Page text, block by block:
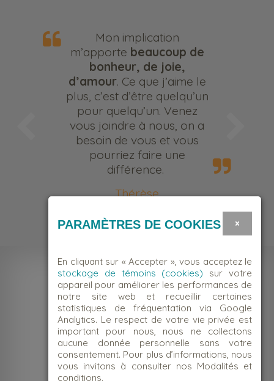
Mon implication
m’apporte beaucoup de
bonheur, de joie,
d’amour. Ce que j’aime le
plus, c’est d’être quelqu’un
pour quelqu’un. Venez
vous joindre à nous, on a
besoin de vous et vous
pourriez faire une
différence.
Thérèse
×
PARAMÈTRES DE COOKIES
En cliquant sur « Accepter », vous acceptez le
stockage de témoins (cookies) sur votre
appareil pour améliorer les performances de
notre site web et recueillir certaines
statistiques de fréquentation via Google
Analytics. Le respect de votre vie privée est
important pour nous, nous ne collectons
aucune donnée personnelle sans votre
consentement. Pour plus d’informations, nous
vous invitons à consulter nos Modalités et
conditions.